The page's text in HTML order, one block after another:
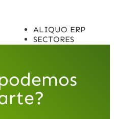
ALIQUO ERP
SECTORES
CONTACTO